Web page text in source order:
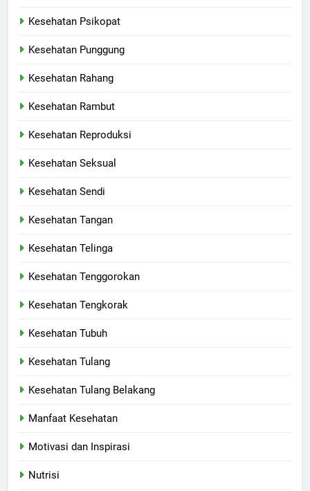
Kesehatan Psikopat
Kesehatan Punggung
Kesehatan Rahang
Kesehatan Rambut
Kesehatan Reproduksi
Kesehatan Seksual
Kesehatan Sendi
Kesehatan Tangan
Kesehatan Telinga
Kesehatan Tenggorokan
Kesehatan Tengkorak
Kesehatan Tubuh
Kesehatan Tulang
Kesehatan Tulang Belakang
Manfaat Kesehatan
Motivasi dan Inspirasi
Nutrisi